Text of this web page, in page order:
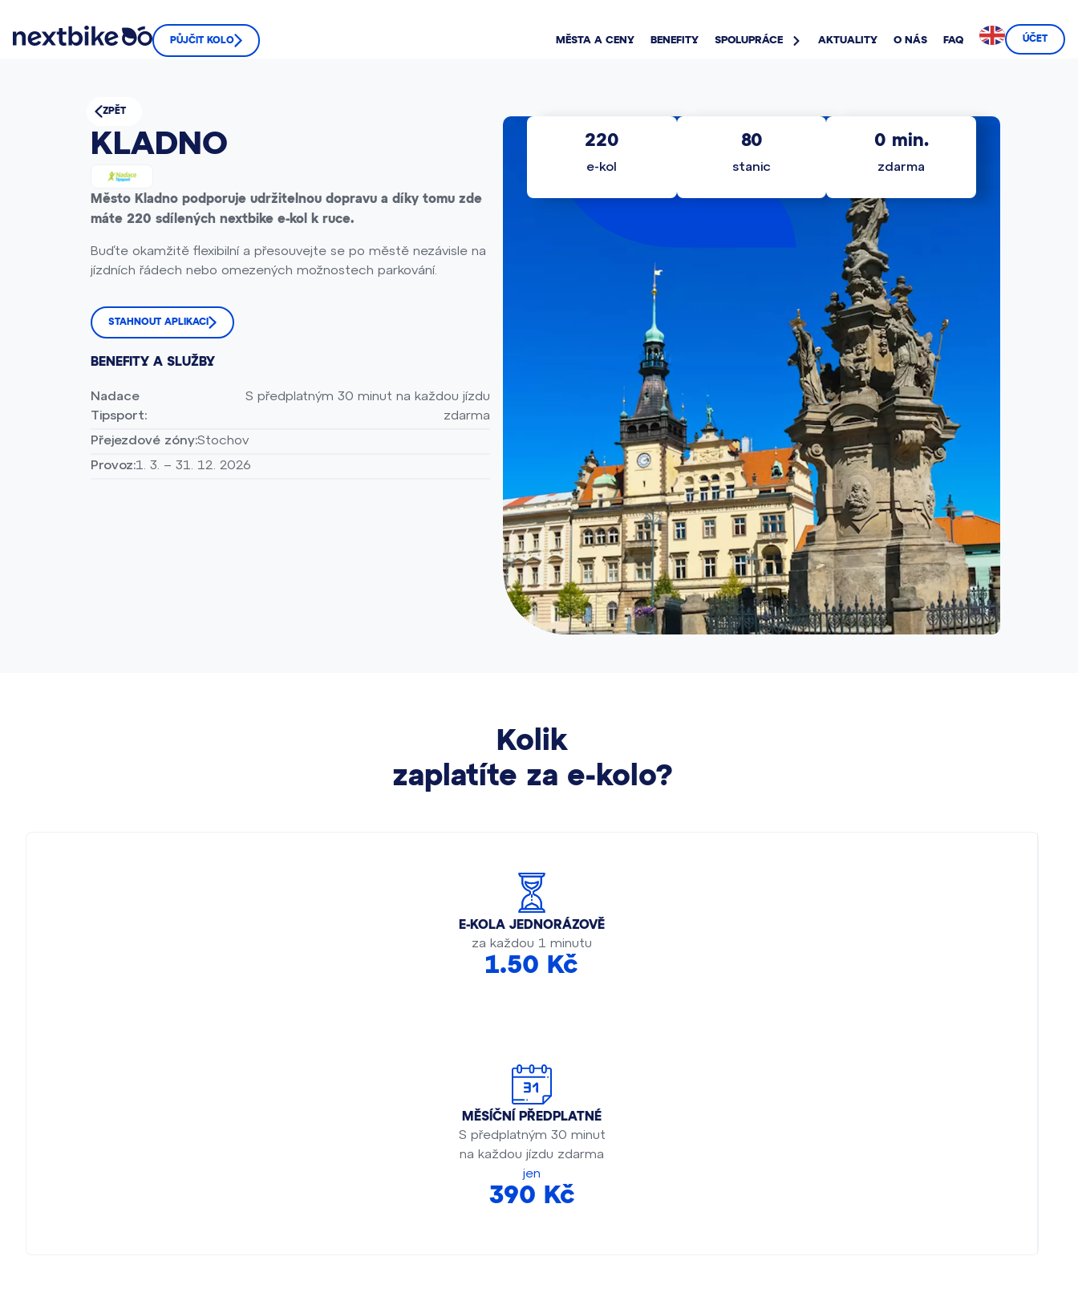
PŮJČIT KOLO MĚSTA A CENY BENEFITY SPOLUPRÁCE AKTUALITY O NÁS FAQ ÚČET
ZPĚT
KLADNO
Město Kladno podporuje udržitelnou dopravu a díky tomu zde
máte 220 sdílených nextbike e-kol k ruce.
Buďte okamžitě flexibilní a přesouvejte se po městě nezávisle na
jízdních řádech nebo omezených možnostech parkování.
STAHNOUT APLIKACI
BENEFITY A SLUŽBY
Nadace
Tipsport:
S předplatným 30 minut na každou jízdu
zdarma
Přejezdové zóny:Stochov
Provoz:1. 3. – 31. 12. 2026
e-kol
220
stanic
80
zdarma
0 min.
Kolik
zaplatíte za e-kolo?
E-KOLA JEDNORÁZOVĚ
za každou 1 minutu
1.50 Kč
MĚSÍČNÍ PŘEDPLATNÉ
S předplatným 30 minut
na každou jízdu zdarma
jen
390 Kč